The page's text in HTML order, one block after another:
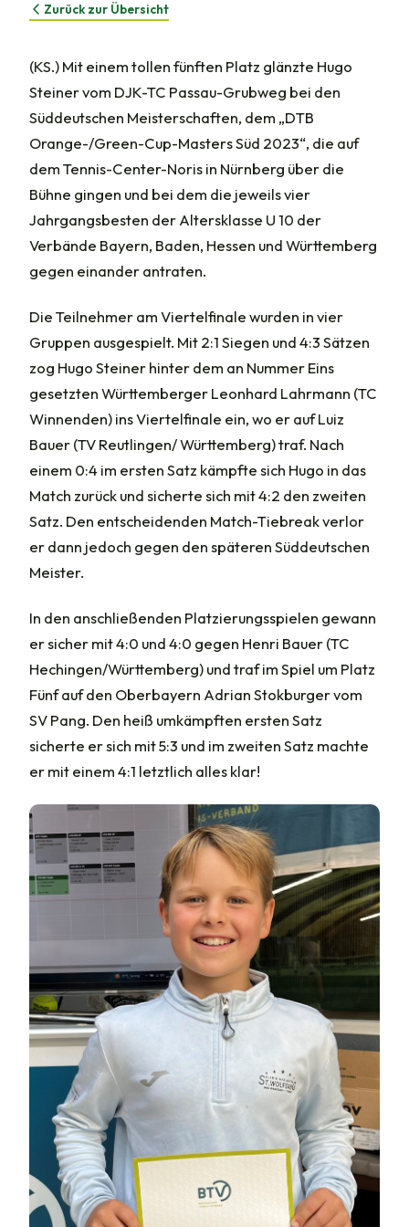
Zurück zur Übersicht
(KS.) Mit einem tollen fünften Platz glänzte Hugo
Steiner vom DJK-TC Passau-Grubweg bei den
Süddeutschen Meisterschaften, dem „DTB
Orange-/Green-Cup-Masters Süd 2023“, die auf
dem Tennis-Center-Noris in Nürnberg über die
Bühne gingen und bei dem die jeweils vier
Jahrgangsbesten der Altersklasse U 10 der
Verbände Bayern, Baden, Hessen und Württemberg
gegen einander antraten.
Die Teilnehmer am Viertelfinale wurden in vier
Gruppen ausgespielt. Mit 2:1 Siegen und 4:3 Sätzen
zog Hugo Steiner hinter dem an Nummer Eins
gesetzten Württemberger Leonhard Lahrmann (TC
Winnenden) ins Viertelfinale ein, wo er auf Luiz
Bauer (TV Reutlingen/ Württemberg) traf. Nach
einem 0:4 im ersten Satz kämpfte sich Hugo in das
Match zurück und sicherte sich mit 4:2 den zweiten
Satz. Den entscheidenden Match-Tiebreak verlor
er dann jedoch gegen den späteren Süddeutschen
Meister.
In den anschließenden Platzierungsspielen gewann
er sicher mit 4:0 und 4:0 gegen Henri Bauer (TC
Hechingen/Württemberg) und traf im Spiel um Platz
Fünf auf den Oberbayern Adrian Stokburger vom
SV Pang. Den heiß umkämpften ersten Satz
sicherte er sich mit 5:3 und im zweiten Satz machte
er mit einem 4:1 letztlich alles klar!